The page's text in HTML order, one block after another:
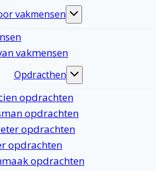
vakmensen
Toggle
submenu
vakmensen
Opdracthen
Toggle
submenu
opdrachten
opdrachten
opdrachten
opdrachten
opdrachten